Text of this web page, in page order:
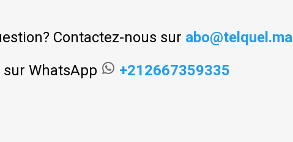
Contactez-nous sur abo@telquel.ma
sur WhatsApp
+212667359335